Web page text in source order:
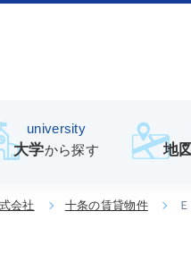
university
大学から探す 地図
会社 十条の賃貸物件